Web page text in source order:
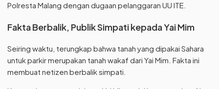
Polresta Malang dengan dugaan pelanggaran UU ITE.
Fakta Berbalik, Publik Simpati kepada Yai Mim
Seiring waktu, terungkap bahwa tanah yang dipakai Sahara
untuk parkir merupakan tanah wakaf dari Yai Mim. Fakta ini
membuat netizen berbalik simpati.